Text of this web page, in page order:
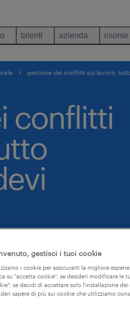
talenti azienda risorse
gestione dei conflitti sul lavoro:
conflitti
gestisci i tuoi cookie
i cookie per assicurarti la migliore
su "accetta cookie"; se desideri modificare le
se decidi di accettare solo l'installazione
sapere di più sui cookie che utilizziamo